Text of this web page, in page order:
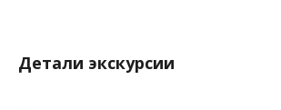
Детали экскурсии